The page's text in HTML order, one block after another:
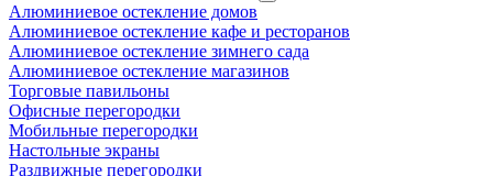
Алюминиевое остекление домов
Алюминиевое остекление кафе и ресторанов
Алюминиевое остекление зимнего сада
Алюминиевое остекление магазинов
Торговые павильоны
Офисные перегородки
Мобильные перегородки
Настольные экраны
Раздвижные перегородки